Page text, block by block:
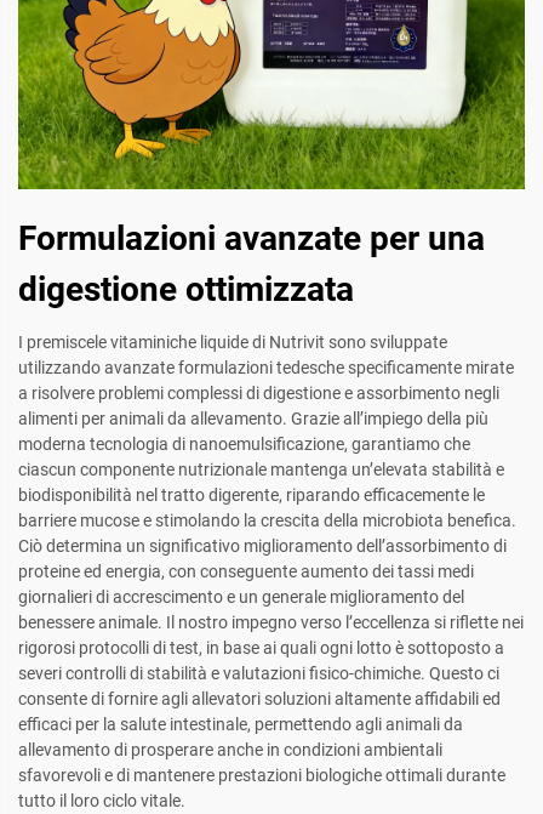
Formulazioni avanzate per una
digestione ottimizzata
I premiscele vitaminiche liquide di Nutrivit sono sviluppate
utilizzando avanzate formulazioni tedesche specificamente mirate
a risolvere problemi complessi di digestione e assorbimento negli
alimenti per animali da allevamento. Grazie all’impiego della più
moderna tecnologia di nanoemulsificazione, garantiamo che
ciascun componente nutrizionale mantenga un’elevata stabilità e
biodisponibilità nel tratto digerente, riparando efficacemente le
barriere mucose e stimolando la crescita della microbiota benefica.
Ciò determina un significativo miglioramento dell’assorbimento di
proteine ed energia, con conseguente aumento dei tassi medi
giornalieri di accrescimento e un generale miglioramento del
benessere animale. Il nostro impegno verso l’eccellenza si riflette nei
rigorosi protocolli di test, in base ai quali ogni lotto è sottoposto a
severi controlli di stabilità e valutazioni fisico-chimiche. Questo ci
consente di fornire agli allevatori soluzioni altamente affidabili ed
efficaci per la salute intestinale, permettendo agli animali da
allevamento di prosperare anche in condizioni ambientali
sfavorevoli e di mantenere prestazioni biologiche ottimali durante
tutto il loro ciclo vitale.